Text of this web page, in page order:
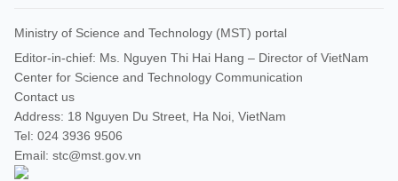
Ministry of Science and Technology (MST) portal
Editor-in-chief: Ms. Nguyen Thi Hai Hang – Director of VietNam
Center for Science and Technology Communication
Contact us
Address: 18 Nguyen Du Street, Ha Noi, VietNam
Tel: 024 3936 9506
Email: stc@mst.gov.vn